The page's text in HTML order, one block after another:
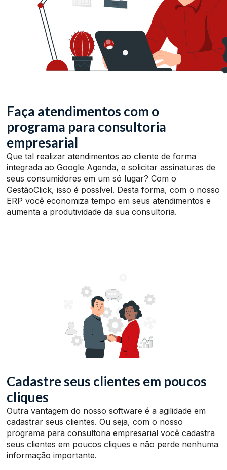
Faça atendimentos com o
programa para consultoria
empresarial
Que tal realizar atendimentos ao cliente de forma
integrada ao Google Agenda, e solicitar assinaturas de
seus consumidores em um só lugar? Com o
GestãoClick, isso é possível. Desta forma, com o nosso
ERP você economiza tempo em seus atendimentos e
aumenta a produtividade da sua consultoria.
Cadastre seus clientes em poucos
cliques
Outra vantagem do nosso software é a agilidade em
cadastrar seus clientes. Ou seja, com o nosso
programa para consultoria empresarial você cadastra
seus clientes em poucos cliques e não perde nenhuma
informação importante.